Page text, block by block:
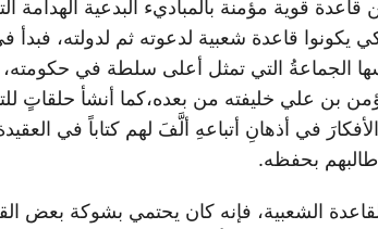
قوية مؤمنة بالمباديء البدعية الهدامة
يكونوا قاعدة شعبية لدعوته ثم لدولته، فبدأ
الجماعةُ التي تمثل أعلى سلطة في
بن علي خليفته من بعده،كما أنشأ حلقاتٍ
في أذهانِ أتباعهِ ألَّفَ لهم كتاباً في
بحفظه.
الشعبية، فإنه كان يحتمي بشوكة بعض